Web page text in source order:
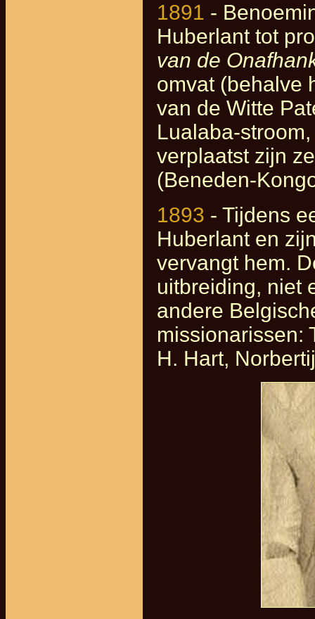
1891 -
Huberlant tot
van de
omvat (behalve
van de Witte
Lualaba-
verplaatst zijn
(Beneden-
1893 - Tijdens
Huberlant en
vervangt hem.
uitbreiding, niet
andere
missionarissen:
H. Hart,